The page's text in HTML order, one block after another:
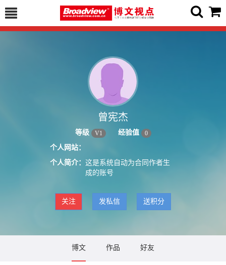
曾宪杰
等级 V1 经验值 0
个人网站：
个人简介： 这是系统自动为合同作者生
成的账号
关注 发私信 送积分
博文 作品 好友